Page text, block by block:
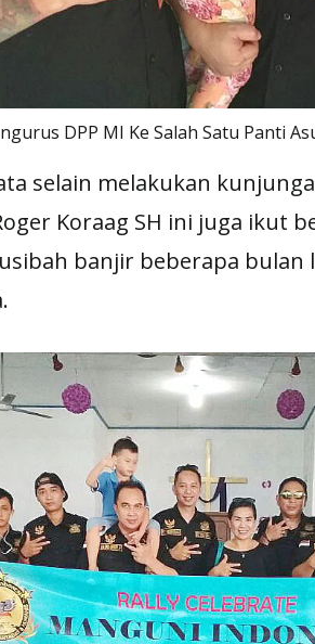
DPP MI Ke Salah Satu Panti
selain melakukan
Koraag SH ini juga ikut
banjir beberapa